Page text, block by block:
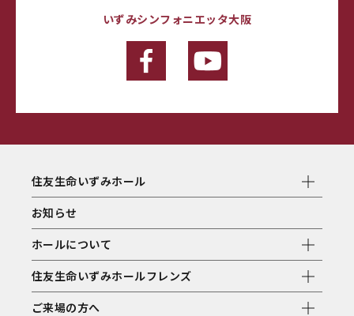
いずみシンフォニエッタ大阪
住友生命いずみホール
お知らせ
ホールについて
住友生命いずみホールフレンズ
ご来場の方へ